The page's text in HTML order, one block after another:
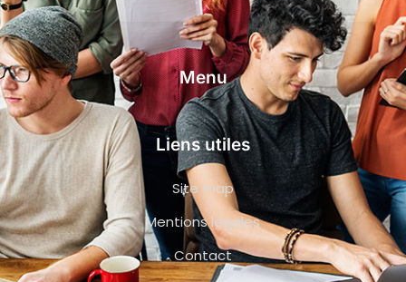
Menu
Liens utiles
Site map
Mentions légales
Contact